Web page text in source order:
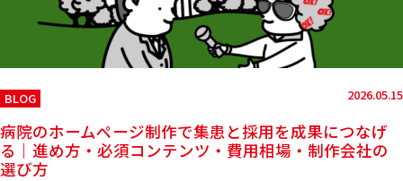
BLOG 2026.05.15
病院のホームページ制作で集患と採用を成果につなげ
る｜進め方・必須コンテンツ・費用相場・制作会社の
選び方